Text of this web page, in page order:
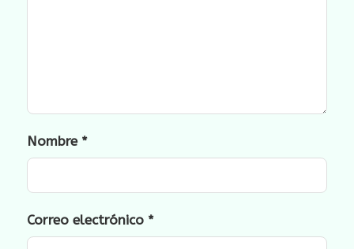
Nombre *
Correo electrónico *